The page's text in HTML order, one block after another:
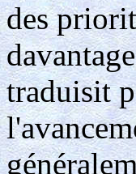
des
traduisit